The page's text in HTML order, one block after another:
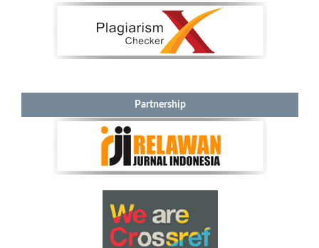
Partnership